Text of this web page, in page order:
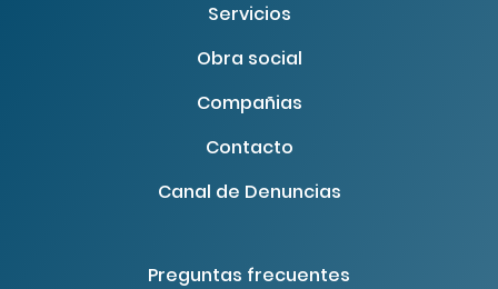
Servicios
Obra social
Compañias
Contacto
Canal de Denuncias
Preguntas frecuentes